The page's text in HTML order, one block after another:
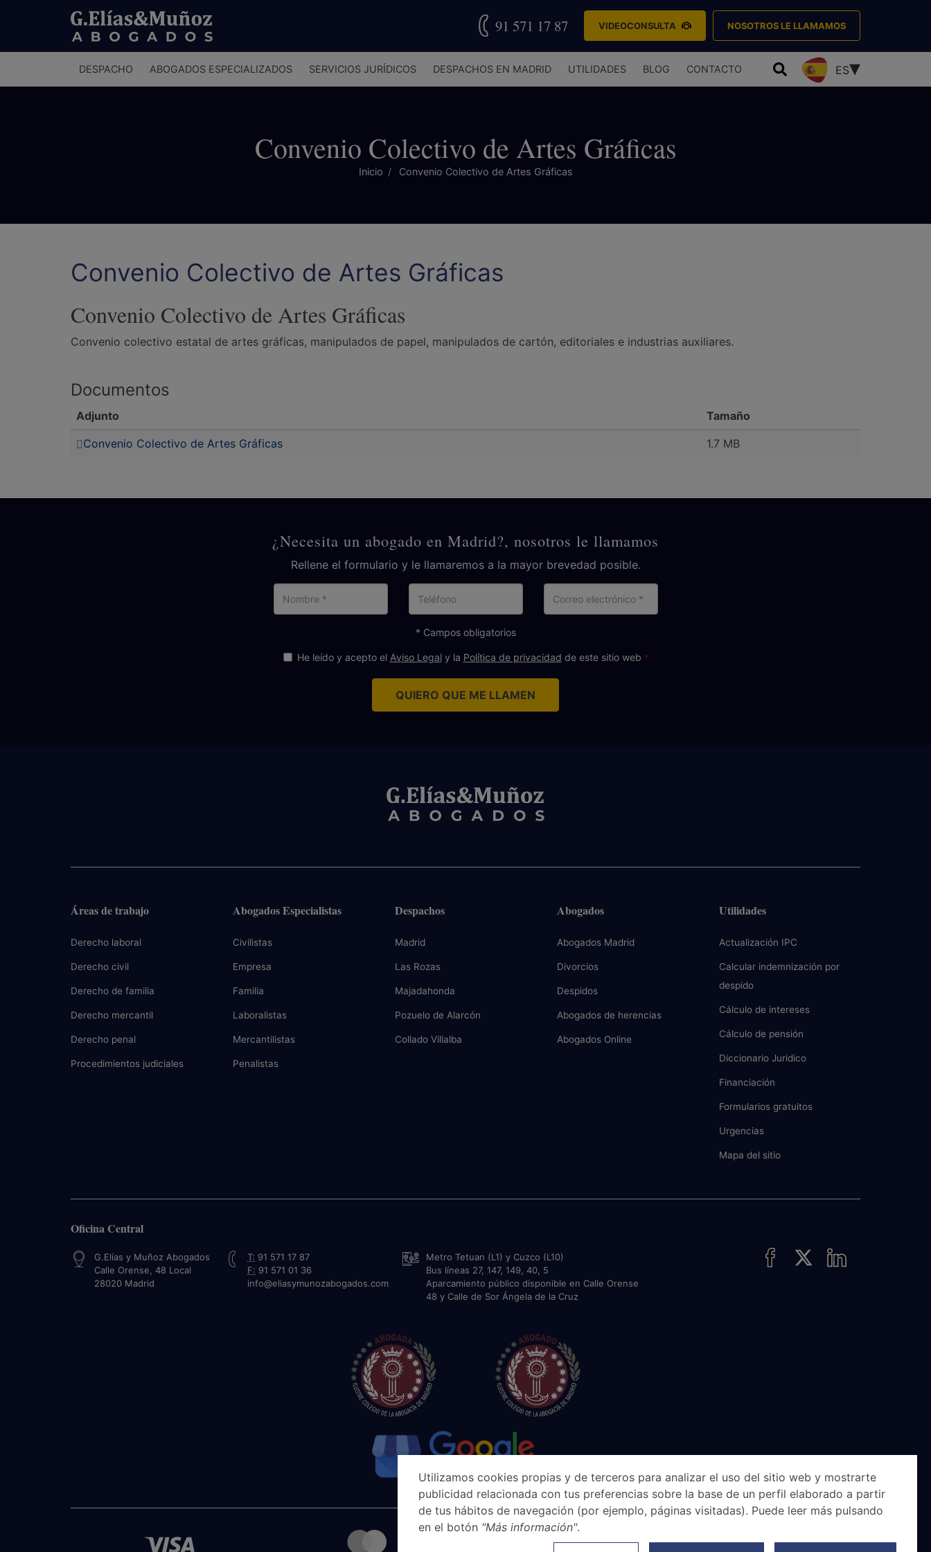
91 571 17 87 VIDEOCONSULTA NOSOTROS LE LLAMAMOS
principal
DESPACHO ABOGADOS ESPECIALIZADOS SERVICIOS JURÍDICOS DESPACHOS EN MADRID UTILIDADES BLOG CONTACTO ES
Convenio Colectivo de Artes Gráficas
Inicio Convenio Colectivo de Artes Gráficas
Convenio Colectivo de Artes Gráficas
Convenio Colectivo de Artes Gráficas
Convenio colectivo estatal de artes gráficas, manipulados de papel, manipulados de cartón, editoriales e industrias auxiliares.
Documentos
Adjunto
Tamaño
Convenio Colectivo de Artes Gráficas
1.7 MB
¿Necesita un abogado en Madrid?, nosotros le llamamos
Rellene el formulario y le llamaremos a la mayor brevedad posible.
* Campos obligatorios
He leído y acepto el Aviso Legaly la Política de privacidad de este sitio web
QUIERO QUE ME LLAMEN
Áreas de trabajo
Derecho laboral
Derecho civil
Derecho de familia
Derecho mercantil
Derecho penal
Procedimientos judiciales
Abogados Especialistas
Civilistas
Empresa
Familia
Laboralistas
Mercantilistas
Penalistas
Despachos
Madrid
Las Rozas
Majadahonda
Pozuelo de Alarcón
Collado Villalba
Abogados
Abogados Madrid
Divorcios
Despidos
Abogados de herencias
Abogados Online
Utilidades
Actualización IPC
Calcular indemnización por
despido
Cálculo de intereses
Cálculo de pensión
Diccionario Juridico
Financiación
Formularios gratuitos
Urgencias
Mapa del sitio
Oficina Central
G.Elías y Muñoz Abogados
Calle Orense, 48 Local
28020 Madrid
T: 91 571 17 87
F: 91 571 01 36
info@eliasymunozabogados.com
Metro Tetuan (L1) y Cuzco (L10)
Bus líneas 27, 147, 149, 40, 5
Aparcamiento público disponible en Calle Orense
48 y Calle de Sor Ángela de la Cruz
Utilizamos cookies propias y de terceros para analizar el uso del sitio web y mostrarte
publicidad relacionada con tus preferencias sobre la base de un perfil elaborado a partir
de tus hábitos de navegación (por ejemplo, páginas visitadas). Puede leer más pulsando
en el botón "Más información".